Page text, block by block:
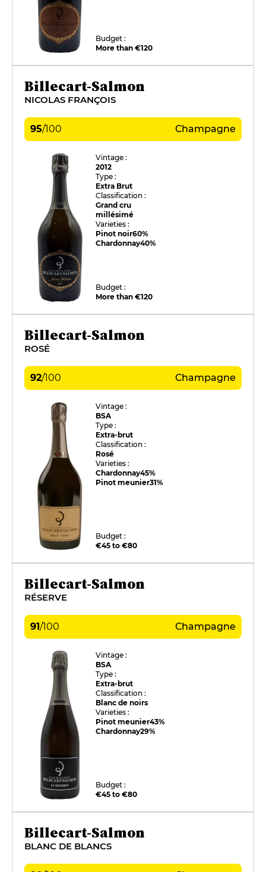
Budget :
More than €120
Billecart-Salmon
NICOLAS FRANÇOIS
95/100 Champagne
Vintage :
2012
Type :
Extra Brut
Classification :
Grand cru
millésimé
Varieties :
Pinot noir60%
Chardonnay40%
Budget :
More than €120
Billecart-Salmon
ROSÉ
92/100 Champagne
Vintage :
BSA
Type :
Extra-brut
Classification :
Rosé
Varieties :
Chardonnay45%
Pinot meunier31%
Budget :
€45 to €80
Billecart-Salmon
RÉSERVE
91/100 Champagne
Vintage :
BSA
Type :
Extra-brut
Classification :
Blanc de noirs
Varieties :
Pinot meunier43%
Chardonnay29%
Budget :
€45 to €80
Billecart-Salmon
BLANC DE BLANCS